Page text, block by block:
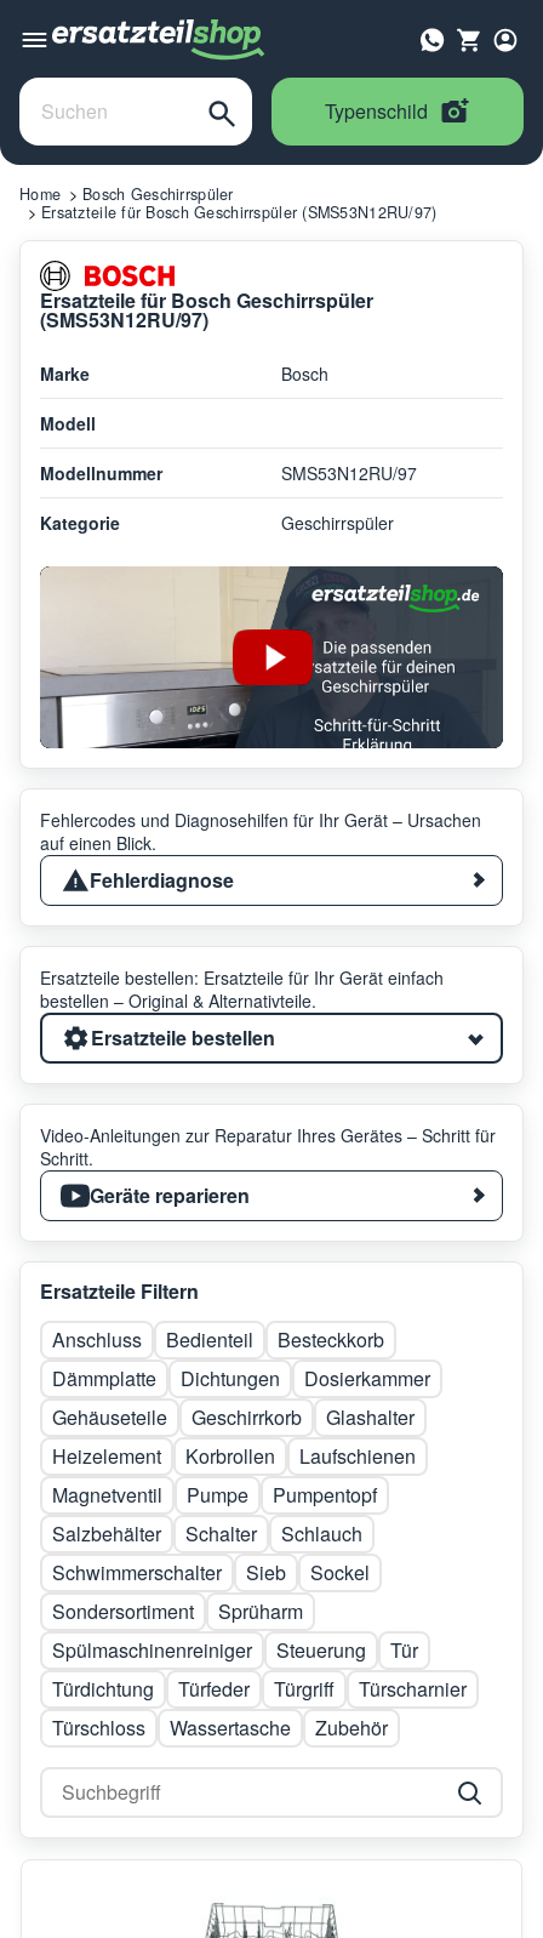
Typenschild
Home
Bosch Geschirrspüler
Ersatzteile für Bosch Geschirrspüler (SMS53N12RU/97)
Ersatzteile für Bosch Geschirrspüler
(SMS53N12RU/97)
Marke Bosch
Modell
Modellnummer SMS53N12RU/97
Kategorie Geschirrspüler
Fehlercodes und Diagnosehilfen für Ihr Gerät – Ursachen
auf einen Blick.
Fehlerdiagnose
Ersatzteile bestellen: Ersatzteile für Ihr Gerät einfach
bestellen – Original & Alternativteile.
Ersatzteile bestellen
Video-Anleitungen zur Reparatur Ihres Gerätes – Schritt für
Schritt.
Geräte reparieren
Ersatzteile Filtern
Anschluss
Bedienteil
Besteckkorb
Dämmplatte
Dichtungen
Dosierkammer
Gehäuseteile
Geschirrkorb
Glashalter
Heizelement
Korbrollen
Laufschienen
Magnetventil
Pumpe
Pumpentopf
Salzbehälter
Schalter
Schlauch
Schwimmerschalter
Sieb
Sockel
Sondersortiment
Sprüharm
Spülmaschinenreiniger
Steuerung
Tür
Türdichtung
Türfeder Türgriff
Türscharnier
Türschloss
Wassertasche Zubehör